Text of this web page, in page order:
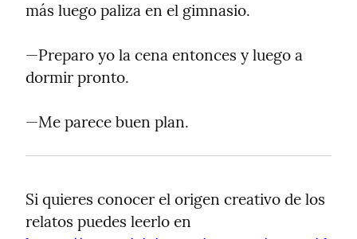
más luego paliza en el gimnasio.
—Preparo yo la cena entonces y luego a
dormir pronto.
—Me parece buen plan.
Si quieres conocer el origen creativo de los